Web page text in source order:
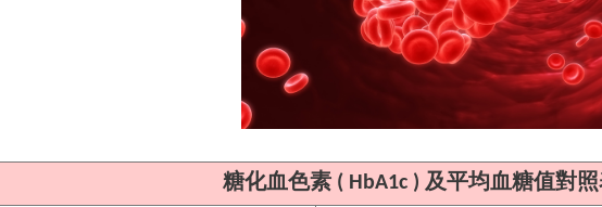
糖化血色素 ( HbA1c ) 及平均血糖值對